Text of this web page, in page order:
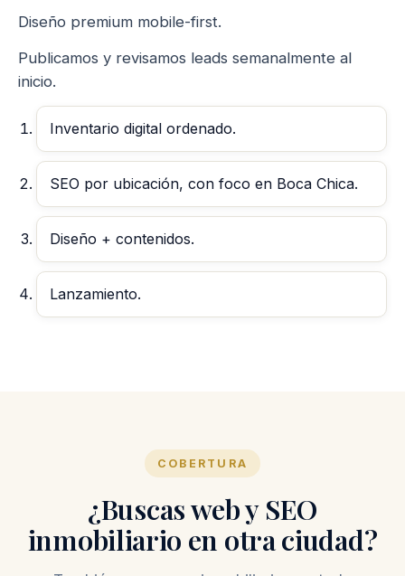
Diseño premium mobile-first.
Publicamos y revisamos leads semanalmente al
inicio.
Inventario digital ordenado.
SEO por ubicación, con foco en Boca Chica.
Diseño + contenidos.
Lanzamiento.
COBERTURA
¿Buscas web y SEO
inmobiliario en otra ciudad?